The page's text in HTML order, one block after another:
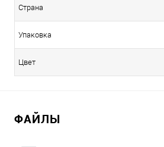
Страна
Упаковка
Цвет
ФАЙЛЫ